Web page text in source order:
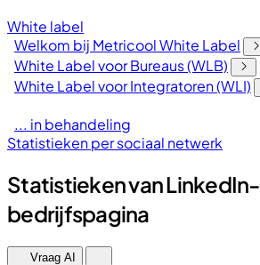
White label
Welkom bij Metricool White Label
White Label voor Bureaus (WLB)
White Label voor Integratoren (WLI)
... in behandeling
Statistieken per sociaal netwerk
Statistieken van LinkedIn-
bedrijfspagina
Vraag AI